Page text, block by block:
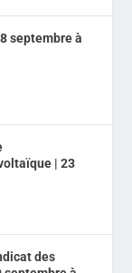
septembre à
| 23
des